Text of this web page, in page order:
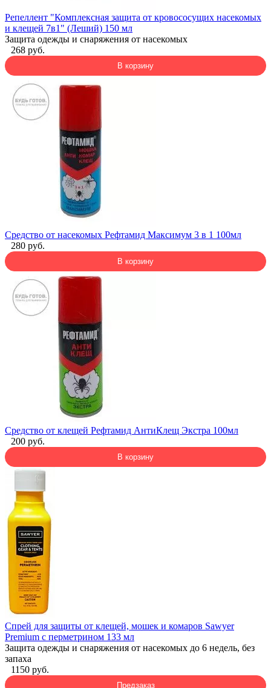
Репеллент "Комплексная защита от кровососущих насекомых
и клещей 7в1" (Леший) 150 мл
Защита одежды и снаряжения от насекомых
268 руб.
В корзину
Средство от насекомых Рефтамид Максимум 3 в 1 100мл
280 руб.
В корзину
Средство от клещей Рефтамид АнтиКлещ Экстра 100мл
200 руб.
В корзину
Спрей для защиты от клещей, мошек и комаров Sawyer
Premium с перметрином 133 мл
Защита одежды и снаряжения от насекомых до 6 недель, без
запаха
1150 руб.
Предзаказ